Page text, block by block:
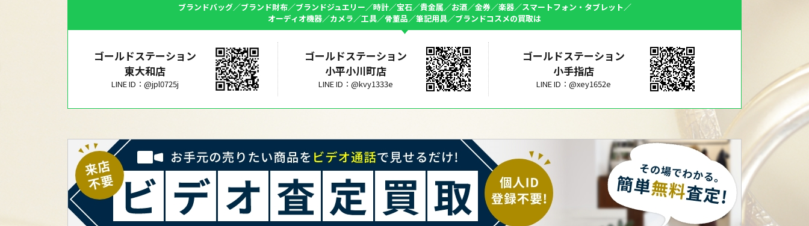
ブランドバッグ／ブランド財布／ブランドジュエリー／時計／宝石／貴金属／お酒／金券／楽器／スマートフォン・タブレット／
オーディオ機器／カメラ／工具／骨董品／筆記用具／ブランドコスメの買取は
ゴールドステーション
東大和店
LINE ID：@jpl0725j
ゴールドステーション
小平小川町店
LINE ID：@kvy1333e
ゴールドステーション
小手指店
LINE ID：@xey1652e